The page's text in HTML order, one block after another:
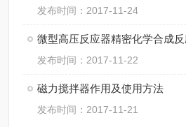
发布时间：2017-11-24
微型高压反应器精密化学合成
发布时间：2017-11-22
磁力搅拌器作用及使用方法
发布时间：2017-11-21